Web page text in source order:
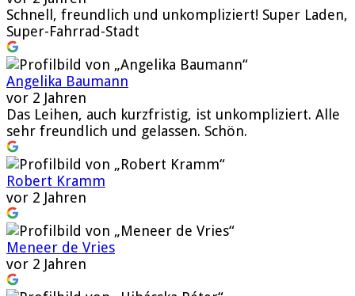
Schnell, freundlich und unkompliziert! Super Laden,
Super-Fahrrad-Stadt
Angelika Baumann
vor 2 Jahren
Das Leihen, auch kurzfristig, ist unkompliziert. Alle
sehr freundlich und gelassen. Schön.
Robert Kramm
vor 2 Jahren
Meneer de Vries
vor 2 Jahren